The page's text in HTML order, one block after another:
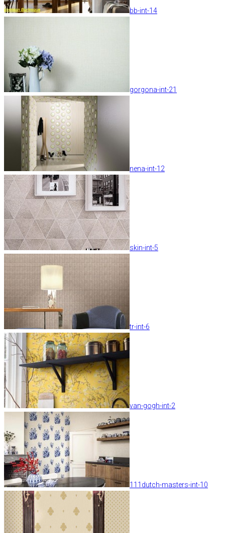
bb-int-14
gorgona-int-21
nena-int-12
skin-int-5
tr-int-6
van-gogh-int-2
111dutch-masters-int-10